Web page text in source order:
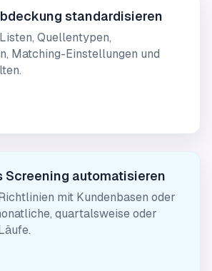
standardisieren
Quellentypen,
Matching-Einstellungen und
Screening automatisieren
mit Kundenbasen oder
quartalsweise oder